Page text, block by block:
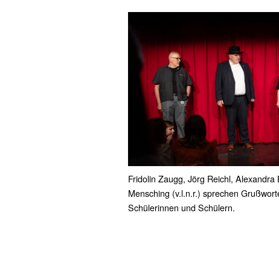
Fridolin Zaugg, Jörg Reichl,
Mensching (v.l.n.r.) sprechen
Schülerinnen und Schülern.